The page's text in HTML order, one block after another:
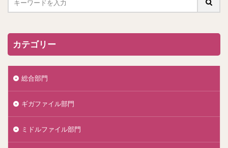
カテゴリー
総合部門
ギガファイル部門
ミドルファイル部門